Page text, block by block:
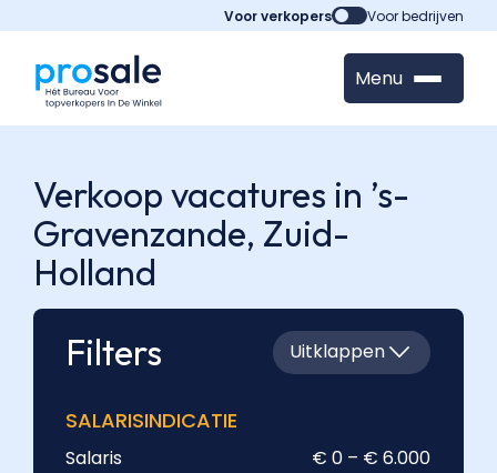
Voor verkopers Voor bedrijven
Menu
Verkoop vacatures in ’s-
Gravenzande, Zuid-
Holland
Filters
Uitklappen
SALARISINDICATIE
Salaris € 0 – € 6.000